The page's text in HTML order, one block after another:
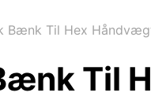
Bænk Til Hex
Til